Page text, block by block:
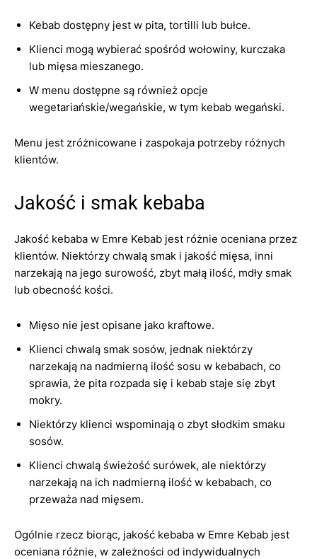
Kebab dostępny jest w pita, tortilli lub bułce.
Klienci mogą wybierać spośród wołowiny, kurczaka
lub mięsa mieszanego.
W menu dostępne są również opcje
wegetariańskie/wegańskie, w tym kebab wegański.
Menu jest zróżnicowane i zaspokaja potrzeby różnych
klientów.
Jakość i smak kebaba
Jakość kebaba w Emre Kebab jest różnie oceniana przez
klientów. Niektórzy chwalą smak i jakość mięsa, inni
narzekają na jego surowość, zbyt małą ilość, mdły smak
lub obecność kości.
Mięso nie jest opisane jako kraftowe.
Klienci chwalą smak sosów, jednak niektórzy
narzekają na nadmierną ilość sosu w kebabach, co
sprawia, że pita rozpada się i kebab staje się zbyt
mokry.
Niektórzy klienci wspominają o zbyt słodkim smaku
sosów.
Klienci chwalą świeżość surówek, ale niektórzy
narzekają na ich nadmierną ilość w kebabach, co
przeważa nad mięsem.
Ogólnie rzecz biorąc, jakość kebaba w Emre Kebab jest
oceniana różnie, w zależności od indywidualnych